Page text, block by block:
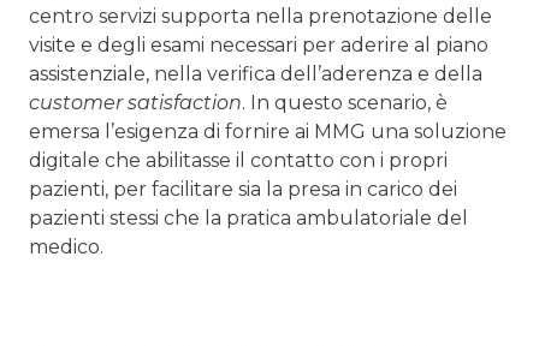
centro servizi supporta nella prenotazione delle
visite e degli esami necessari per aderire al piano
assistenziale, nella verifica dell’a­derenza e della
customer satisfaction. In questo scenario, è
emersa l’esigenza di fornire ai MMG una soluzione
digitale che abilitasse il contatto con i propri
pazienti, per facilitare sia la presa in carico dei
pazienti stessi che la pratica ambulatoriale del
medico.